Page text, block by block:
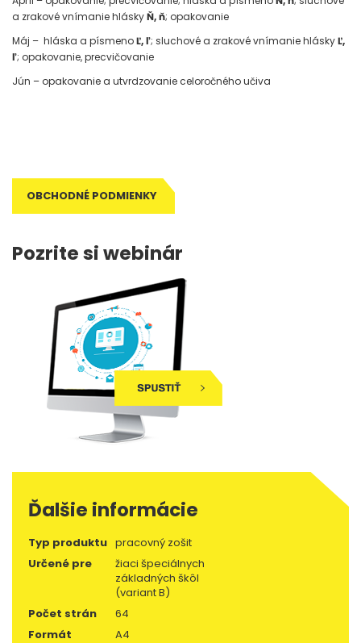
a zrakové vnímanie hláskyŇ, ň; opakovanie
Máj – hláska a písmenoĽ, ľ; sluchové a zrakové vnímanie hláskyĽ,
ľ; opakovanie, precvičovanie
Jún – opakovanie a utvrdzovanie celoročného učiva
OBCHODNÉ PODMIENKY
Pozrite si webinár
Ďalšie informácie
Typ produktu pracovný zošit
Určené pre
žiaci špeciálnych
základných škôl
(variant B)
Počet strán
64
Formát
A4